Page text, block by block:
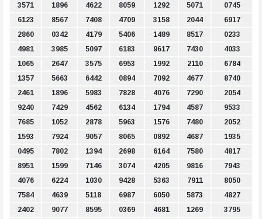
3571
1896 4622 8059 1292 5071
0745
6123
8567 7408 4709 3158 2044
6917
2860
0342 4179 5406 1489 8517
0233
4981
3985 5097 6183 9617 7430
4033
1065
2647 3575 6953 1992 2110
6784
1357
5663 6442 0894 7092 4677
8740
2461
1896 5983 7828 4076 7290
2054
9240
7429 4562 6134 1794 4587
9533
7685
1052 2878 5963 1576 7480
2052
1593
7924 9057 8065 0892 4687
1935
0495
7802 1394 2698 6164 7580
4817
8951
1599 7146 3074 4205 9816
7943
4076
6224 1030 9428 5363 7911
8050
7584
4639 5118 6987 6050 5873
4827
2402
9077 8595 0369 4681 1269
3795